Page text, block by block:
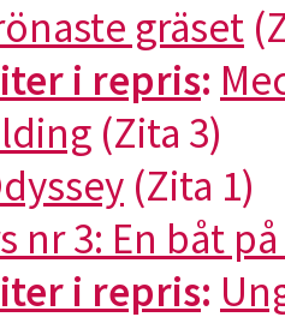
gräset
i repris:
(Zita 3)
(Zita 1)
nr 3: En båt
i repris: